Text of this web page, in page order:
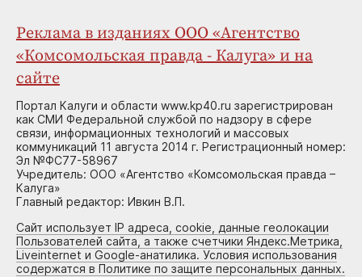
Реклама в изданиях ООО «Агентство
«Комсомольская правда - Калуга» и на
сайте
Портал Калуги и области www.kp40.ru зарегистрирован
как СМИ Федеральной службой по надзору в сфере
связи, информационных технологий и массовых
коммуникаций 11 августа 2014 г. Регистрационный номер:
Эл №ФС77-58967
Учредитель: ООО «Агентство «Комсомольская правда –
Калуга»
Главный редактор: Ивкин В.П.
Сайт использует IP адреса, cookie, данные геолокации
Пользователей сайта, а также счетчики Яндекс.Метрика,
Liveinternet и Google-анатилика. Условия использования
содержатся в Политике по защите персональных данных.